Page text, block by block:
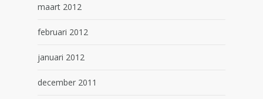
maart 2012
februari 2012
januari 2012
december 2011